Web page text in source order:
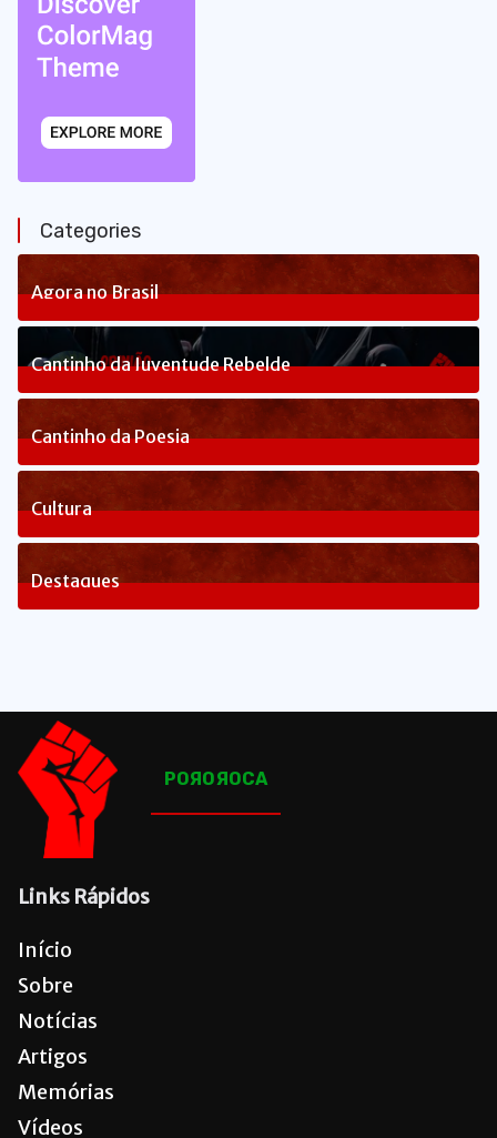
Categories
Agora no Brasil
236Posts
Cantinho da Juventude Rebelde
3Posts
Cantinho da Poesia
1Posts
Cultura
82Posts
Destaques
POЯOЯOCA
Links Rápidos
Início
Sobre
Notícias
Artigos
Memórias
Vídeos